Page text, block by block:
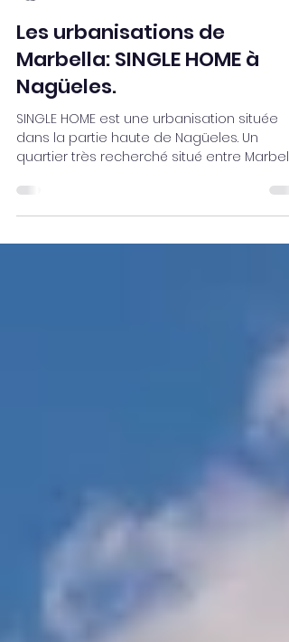
Alexandre Strumeyer
9 mars 2025
2 min de lecture
Les urbanisations de
Marbella: SINGLE HOME à
Nagüeles.
SINGLE HOME est une urbanisation située
dans la partie haute de Nagüeles. Un